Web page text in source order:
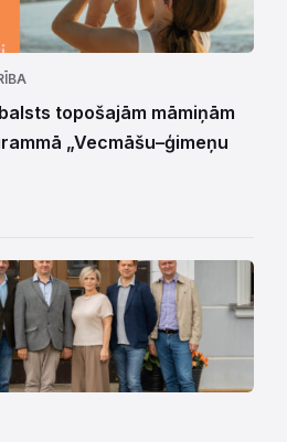
topošajām māmiņām
„Vecmāšu–ģimeņu